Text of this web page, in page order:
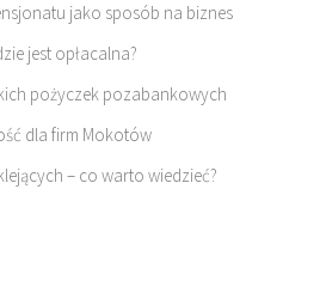
jako sposób na biznes
jest opłacalna?
pożyczek pozabankowych
dla firm Mokotów
– co warto wiedzieć?